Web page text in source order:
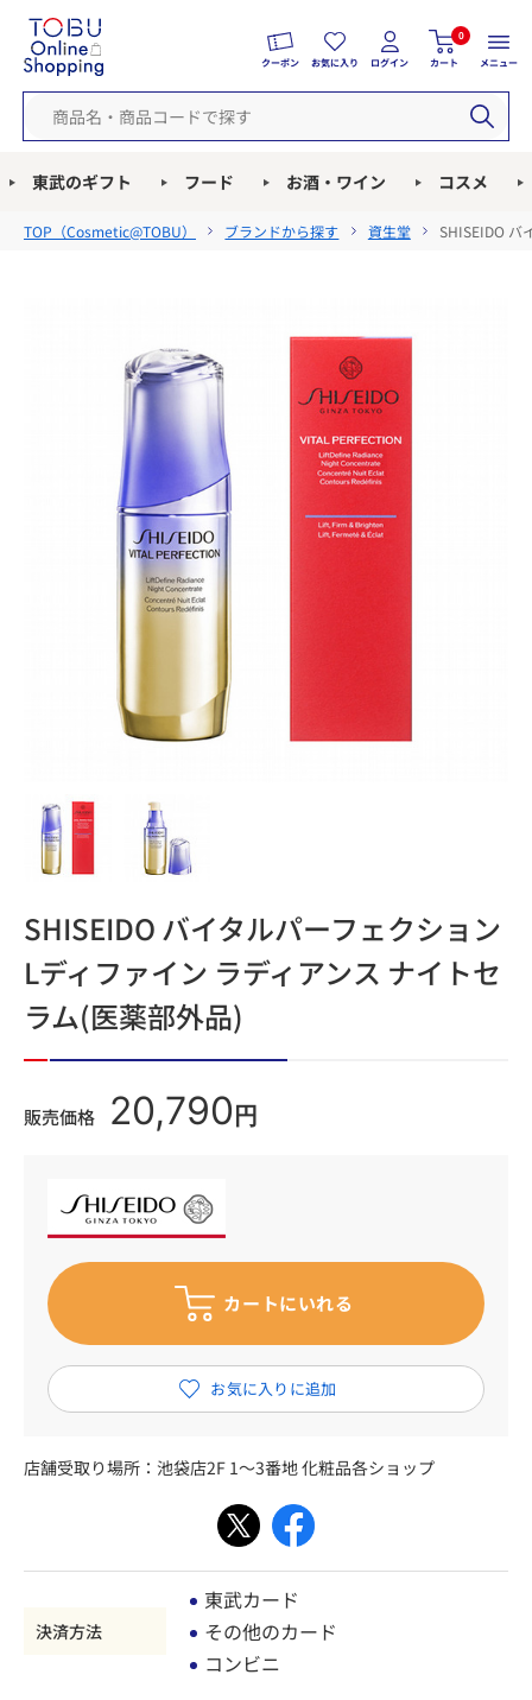
クーポン お気に入り ログイン
0
カート メニュー
東武のギフト フード お酒・ワイン コスメ
TOP（Cosmetic@TOBU） ブランドから探す 資生堂 SHISEIDO バ
SHISEIDO バイタルパーフェクション
Lディファイン ラディアンス ナイトセ
ラム(医薬部外品)
販売価格 20,790 円
店舗受取り場所： 池袋店2F 1～3番地 化粧品各ショップ
決済方法
東武カード
その他のカード
コンビニ